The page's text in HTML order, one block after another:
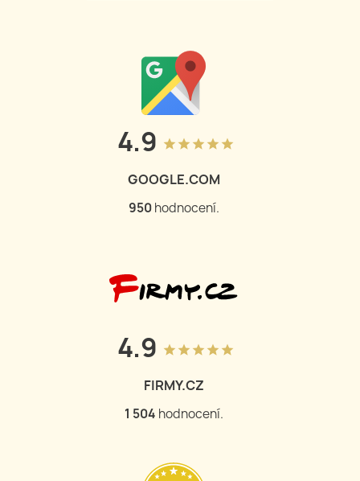
4.9 grade grade grade grade grade
GOOGLE.COM
950 hodnocení.
4.9 grade grade grade grade grade
FIRMY.CZ
1 504 hodnocení.